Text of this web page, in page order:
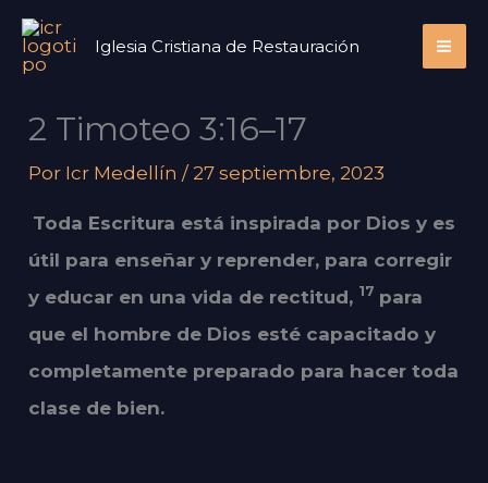
Iglesia Cristiana de Restauración
2 Timoteo 3:16–17
Por Icr Medellín/ 27 septiembre, 2023
Toda Escritura está inspirada por Dios y es
útil para enseñar y reprender, para corregir
y educar en una vida de rectitud, 17 para
que el hombre de Dios esté capacitado y
completamente preparado para hacer toda
clase de bien.